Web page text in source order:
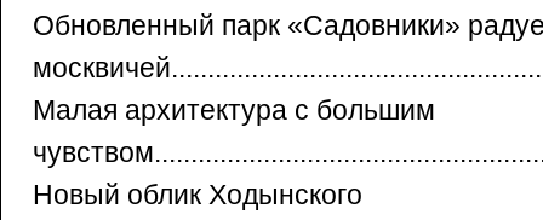
Обновленный парк «Садовники»
Малая архитектура с большим
Новый облик Ходынского